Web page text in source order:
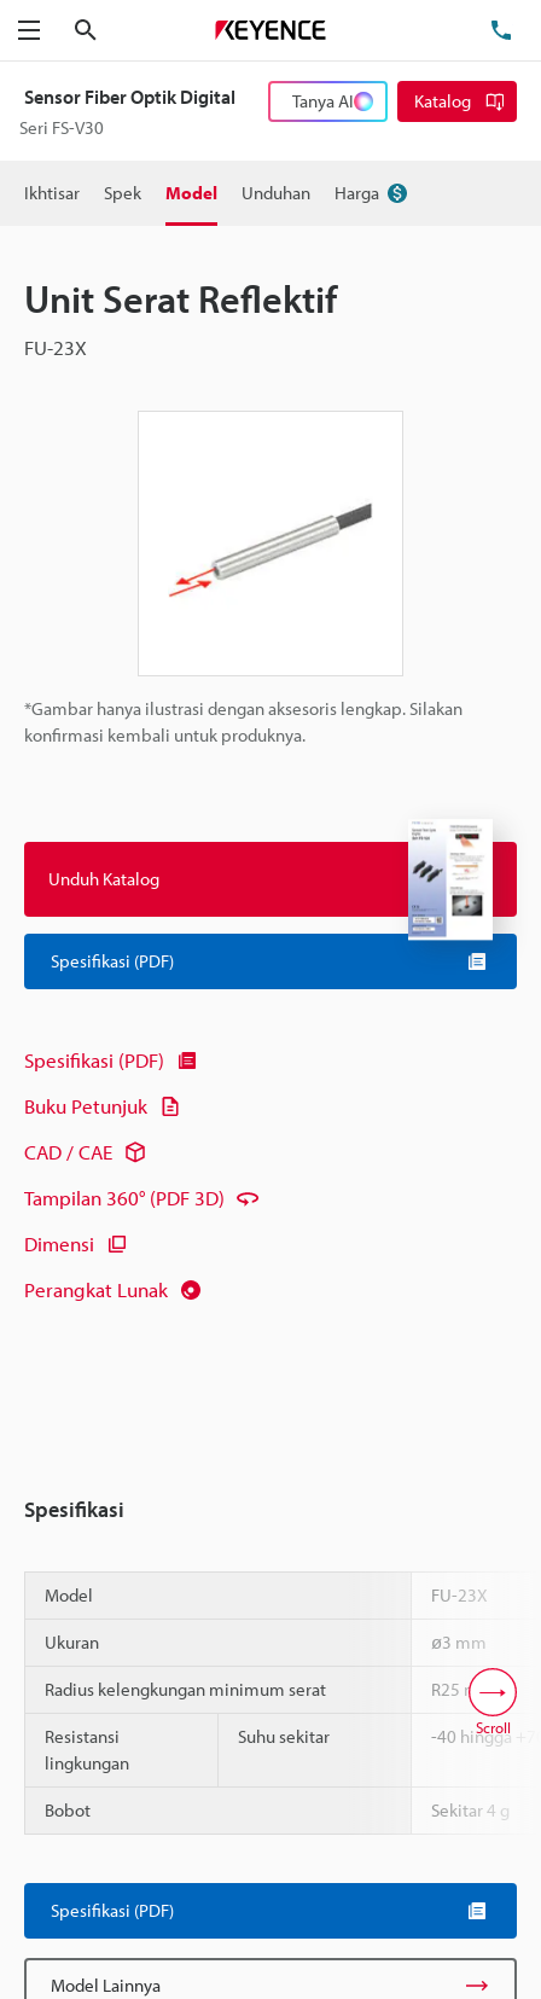
Menu
Sensor Fiber Optik Digital
Seri FS-V30
Tanya AI Katalog
Ikhtisar Spek Model Unduhan Harga
Unit Serat Reflektif
FU-23X
*Gambar hanya ilustrasi dengan aksesoris lengkap. Silakan
konfirmasi kembali untuk produknya.
Unduh Katalog
Spesifikasi (PDF)
Spesifikasi (PDF)
Buku Petunjuk
CAD / CAE
Tampilan 360° (PDF 3D)
Dimensi
Perangkat Lunak
Spesifikasi
Model FU-23X
Ukuran ø3 mm
Radius kelengkungan minimum serat R25 mm
Resistansi
lingkungan
Suhu sekitar -40 hingga
Bobot Sekitar 4 g
Scroll
Spesifikasi (PDF)
Model Lainnya